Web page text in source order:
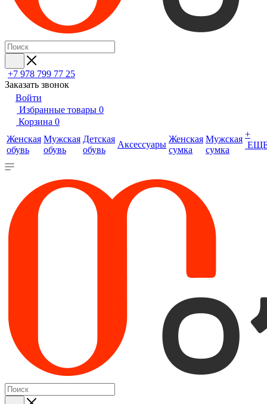
+7 978 799 77 25
Заказать звонок
Войти
Избранные товары 0
Корзина 0
Женская
обувь
Мужская
обувь
Детская
обувь
Аксессуары
Женская
сумка
Мужская
сумка
+